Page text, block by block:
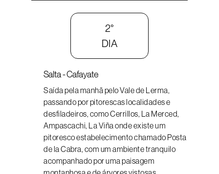
2°
DIA
Salta - Cafayate
Saída pela manhã pelo Vale de Lerma,
passando por pitorescas localidades e
desfiladeiros, como Cerrillos, La Merced,
Ampascachi, La Viña onde existe um
pitoresco estabelecimento chamado Posta
de la Cabra, com um ambiente tranquilo
acompanhado por uma paisagem